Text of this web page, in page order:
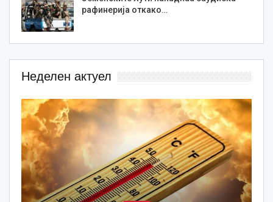
рафинерија откако…
Неделен актуел